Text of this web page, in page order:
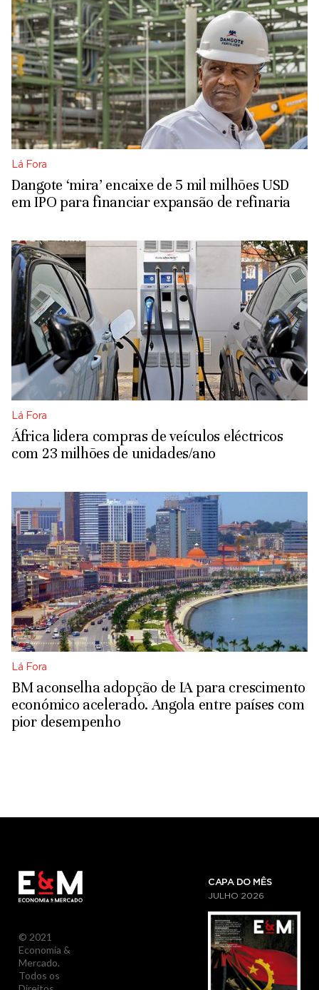
Lá Fora
Dangote ‘mira’ encaixe de 5 mil milhões USD
em IPO para financiar expansão de refinaria
Lá Fora
África lidera compras de veículos eléctricos
com 23 milhões de unidades/ano
Lá Fora
BM aconselha adopção de IA para crescimento
económico acelerado. Angola entre países com
pior desempenho
© 2021
Economia &
Mercado.
Todos os
CAPA DO MÊS
JULHO 2026